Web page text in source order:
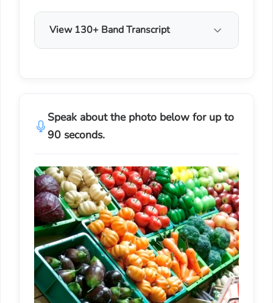
View 130+ Band Transcript
Speak about the photo below for up to
90 seconds.